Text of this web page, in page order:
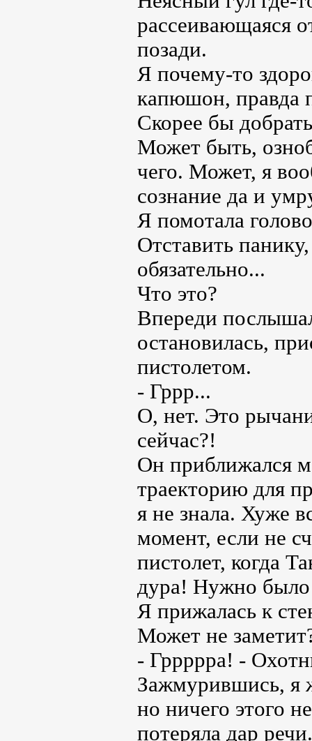
рассеивающаяся
позади.
Я почему-то
капюшон, правда
Скорее бы
Может быть,
чего. Может, я
сознание да и
Я помотала
Отставить
обязательно...
Что это?
Впереди
остановилась,
пистолетом.
- Гррр...
О, нет. Это
сейчас?!
Он приближался
траекторию для
я не знала. Хуже
момент, если не
пистолет, когда
дура! Нужно
Я прижалась к
Может не
- Гррррра! -
Зажмурившись, я
но ничего этого
потеряла дар речи.